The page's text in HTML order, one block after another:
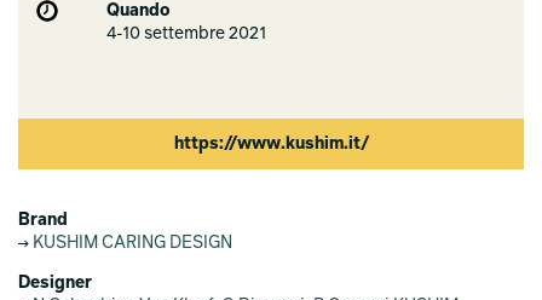
Quando
4-10 settembre 2021
https://www.kushim.it/
Brand
KUSHIM CARING DESIGN
Designer